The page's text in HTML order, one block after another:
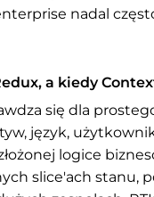
nadal
a kiedy
się dla
język,
logice
slice'ach stanu,